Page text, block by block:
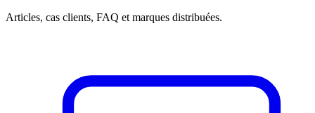
Articles, cas clients, FAQ et marques distribuées.